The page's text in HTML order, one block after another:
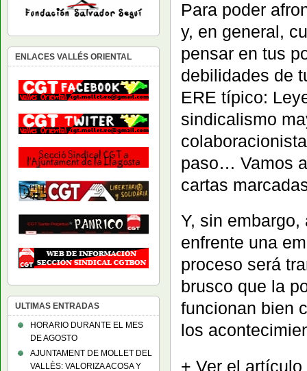
Para poder
y, en general,
pensar en tus
debilidades de
ERE típico:
sindicalismo
paso… Vamos
cartas
Y, sin
enfrente una
proceso será
brusco que la
funcionan bien
los
+ Ver el
ENLACES VALLÉS ORIENTAL
ULTIMAS ENTRADAS
HORARIO DURANTE EL MES
DE AGOSTO
AJUNTAMENT DE MOLLET DEL
VALLÈS: VALORIZA ACOSA Y